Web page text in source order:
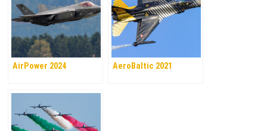
AirPower 2024 AeroBaltic 2021